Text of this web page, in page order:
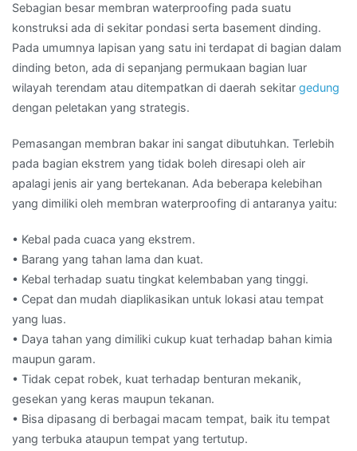
Sebagian besar membran waterproofing pada suatu
konstruksi ada di sekitar pondasi serta basement dinding.
Pada umumnya lapisan yang satu ini terdapat di bagian dalam
dinding beton, ada di sepanjang permukaan bagian luar
wilayah terendam atau ditempatkan di daerah sekitar gedung
dengan peletakan yang strategis.
Pemasangan membran bakar ini sangat dibutuhkan. Terlebih
pada bagian ekstrem yang tidak boleh diresapi oleh air
apalagi jenis air yang bertekanan. Ada beberapa kelebihan
yang dimiliki oleh membran waterproofing di antaranya yaitu:
• Kebal pada cuaca yang ekstrem.
• Barang yang tahan lama dan kuat.
• Kebal terhadap suatu tingkat kelembaban yang tinggi.
• Cepat dan mudah diaplikasikan untuk lokasi atau tempat
yang luas.
• Daya tahan yang dimiliki cukup kuat terhadap bahan kimia
maupun garam.
• Tidak cepat robek, kuat terhadap benturan mekanik,
gesekan yang keras maupun tekanan.
• Bisa dipasang di berbagai macam tempat, baik itu tempat
yang terbuka ataupun tempat yang tertutup.